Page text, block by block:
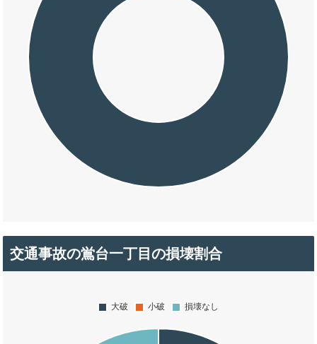
交通事故の鴬台一丁目の損壊割合